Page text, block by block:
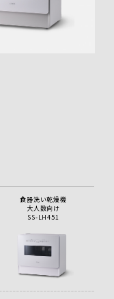
食器洗い乾燥機
大人数向け
SS-LH451